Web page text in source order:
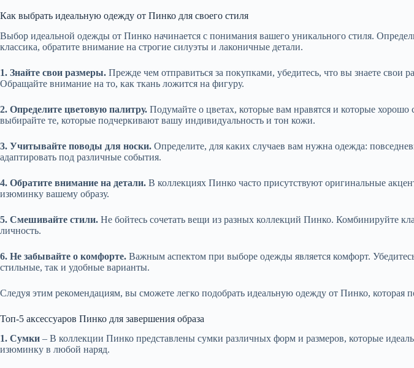
Как выбрать идеальную одежду от Пинко для своего стиля
Выбор идеальной одежды от Пинко начинается с понимания вашего уникального стиля.
классика, обратите внимание на строгие силуэты и лаконичные детали.
1. Знайте свои размеры. Прежде чем отправиться за покупками, убедитесь, что вы знаете свои
Обращайте внимание на то, как ткань ложится на фигуру.
2. Определите цветовую палитру. Подумайте о цветах, которые вам нравятся и которые
выбирайте те, которые подчеркивают вашу индивидуальность и тон кожи.
3. Учитывайте поводы для носки. Определите, для каких случаев вам нужна одежда:
адаптировать под различные события.
4. Обратите внимание на детали. В коллекциях Пинко часто присутствуют оригинальные
изюминку вашему образу.
5. Смешивайте стили. Не бойтесь сочетать вещи из разных коллекций Пинко. Комбинируйте
личность.
6. Не забывайте о комфорте. Важным аспектом при выборе одежды является комфорт.
стильные, так и удобные варианты.
Следуя этим рекомендациям, вы сможете легко подобрать идеальную одежду от Пинко, которая
Топ-5 аксессуаров Пинко для завершения образа
1. Сумки – В коллекции Пинко представлены сумки различных форм и размеров, которые
изюминку в любой наряд.